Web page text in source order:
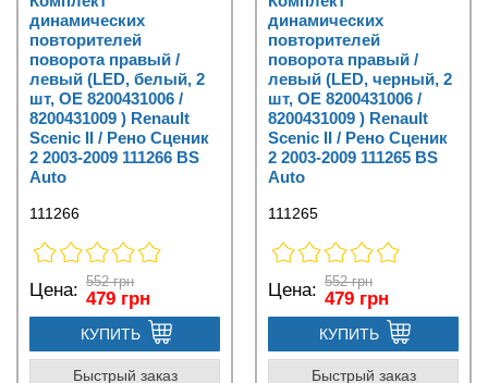
динамических
повторителей
поворота правый /
левый (LED, белый, 2
шт, OE 8200431006 /
8200431009 ) Renault
Scenic II / Рено Сценик
2 2003-2009 111266 BS
Auto
111266
Цена: 552 грн
479 грн
КУПИТЬ
Быстрый заказ
динамических
повторителей
поворота правый /
левый (LED, черный, 2
шт, OE 8200431006 /
8200431009 ) Renault
Scenic II / Рено Сценик
2 2003-2009 111265 BS
Auto
111265
Цена: 552 грн
479 грн
КУПИТЬ
Быстрый заказ